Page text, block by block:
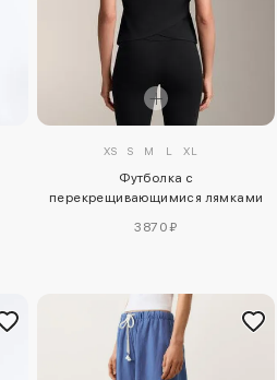
XS S M L XL
Футболка с
перекрещивающимися лямками
3870 ₽